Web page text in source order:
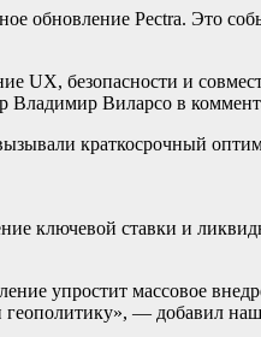
обновление Pectra. Это
UX, безопасности и
Владимир Виларсо в
краткосрочный
ключевой ставки и
упростит массовое
— добавил